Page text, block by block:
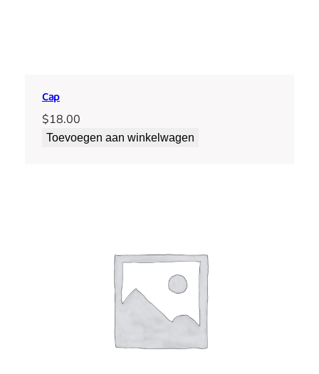
Cap
$18.00
Toevoegen aan winkelwagen